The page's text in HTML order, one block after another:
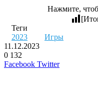
Нажмите,
Теги
2023
Игры
11.12.2023
0 132
Facebook TwitterLinkedIn
Pinterest
Вконтакте
Skype
WhatsApp
Telegram
Viber